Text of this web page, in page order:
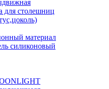
для столешниц
материал
силиконовый